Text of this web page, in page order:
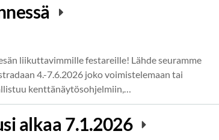
liikuttavimmille festareille! Lähde seuramme
4.-7.6.2026 joko voimistelemaan tai
kenttänäytösohjelmiin,…
alkaa 7.1.2026